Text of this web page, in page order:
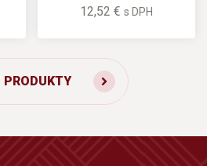
12,52 € s DPH
PRODUKTY